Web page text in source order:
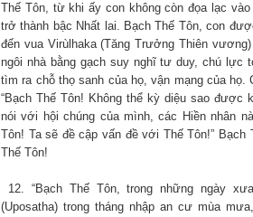
Thế Tôn, từ khi ấy con không còn đọa lạc
trở thành bậc Nhất lai. Bạch Thế Tôn, con
đến vua Virùlhaka (Tăng Trưởng Thiên
ngôi nhà bằng gạch suy nghĩ tư duy, chú lực
tìm ra chỗ thọ sanh của họ, vận mạng của họ.
“Bạch Thế Tôn! Không thể kỳ diệu sao
nói với hội chúng của mình, các Hiền nhân
Tôn! Ta sẽ đề cập vấn đề với Thế Tôn!”
Thế Tôn!
12. “Bạch Thế Tôn, trong những ngày
(Uposatha) trong tháng nhập an cư mùa